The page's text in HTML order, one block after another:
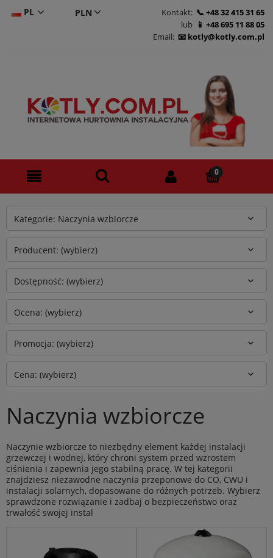
PL Kontakt:
+48 32 415 31 65
lub
+48 695 11 88 05
Email:
kotly@kotly.com.pl
Kategorie: Naczynia wzbiorcze
Producent: (wybierz)
Dostępność: (wybierz)
Ocena: (wybierz)
Cena: (wybierz)
Promocja: (wybierz)
Naczynia wzbiorcze
Naczynie wzbiorcze to niezbędny element każdej instalacji
grzewczej i wodnej, który chroni system przed wzrostem
ciśnienia i zapewnia jego stabilną pracę. W tej kategorii
znajdziesz niezawodne naczynia przeponowe do CO, CWU i
instalacji solarnych, dopasowane do różnych potrzeb. Wybierz
sprawdzone rozwiązanie i zadbaj o bezpieczeństwo oraz
trwałość swojej instal